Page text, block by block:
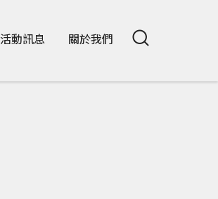
活動訊息 關於我們